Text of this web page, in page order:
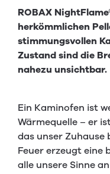
ROBAX
herkömmlichen
stimmungsvollen
Zustand sind die
nahezu unsichtbar.
Ein Kaminofen ist
Wärmequelle – er
das unser
Feuer erzeugt eine
alle unsere Sinne